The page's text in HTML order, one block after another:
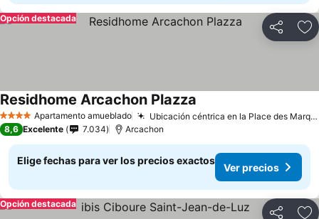
Compartir
Opción destacada
4 EstrellasApartamento amueblado Ubicación céntrica en la Place des Marquises
Residhome Arcachon Plazza
8,6 Excelente 7.034 Arcachon
Elige fechas para ver los precios exactos
Ver precios
Opción destacada